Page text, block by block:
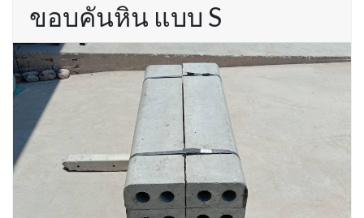
ขอบคันหิน แบบ S